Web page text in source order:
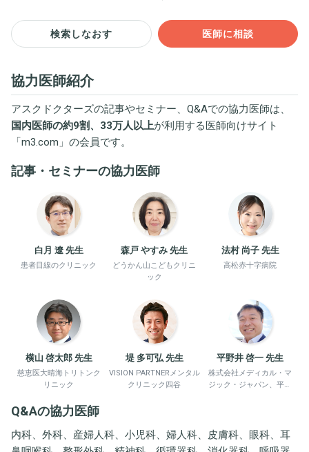
検索しなおす 医師に相談
協力医師紹介
アスクドクターズの記事やセミナー、Q&Aでの協力医師は、
国内医師の約9割、33万人以上が利用する医師向けサイト
「m3.com 」の会員です。
記事・セミナーの協力医師
白月 遼 先生
患者目線のクリニック
森戸 やすみ 先生
どうかん山こどもクリニ
ック
法村 尚子 先生
高松赤十字病院
横山 啓太郎 先生
慈恵医大晴海トリトンク
リニック
堤 多可弘 先生
VISION PARTNERメンタル
クリニック四谷
平野井 啓一 先生
株式会社メディカル・マ
ジック・ジャパン、平野
Q&Aの協力医師
内科、外科、産婦人科、小児科、婦人科、皮膚科、眼科、耳